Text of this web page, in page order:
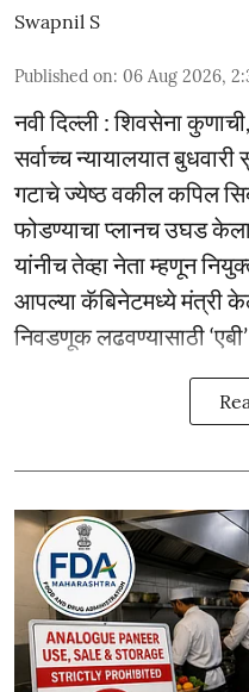
Swapnil S
Published on: 06 Aug 2026,
नवी दिल्ली : शिवसेना
सर्वाच्च न्यायालयात
गटाचे ज्येष्ठ वकील कपिल
फोडण्याचा प्लानच उघड
यांनीच तेव्हा नेता म्हणून
आपल्या कॅबिनेटमध्ये मंत्री
निवडणूक लढवण्यासाठी